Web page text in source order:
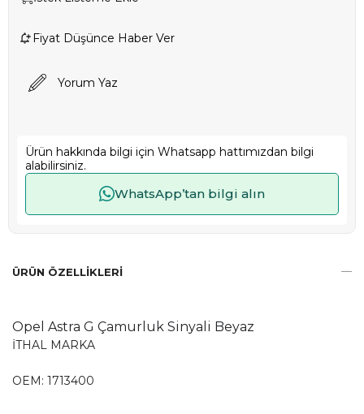
Fiyat Düşünce Haber Ver
Yorum Yaz
Ürün hakkında bilgi için Whatsapp hattımızdan bilgi
alabilirsiniz.
WhatsApp’tan bilgi alın
ÜRÜN ÖZELLIKLERI
Opel Astra G Çamurluk Sinyali Beyaz
İTHAL MARKA
OEM: 1713400